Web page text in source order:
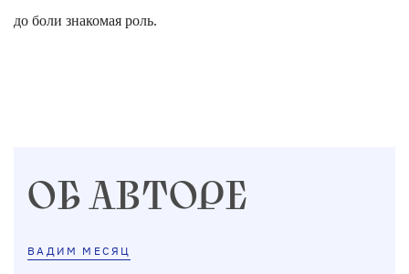
до боли знакомая роль.
ОБ АВТОРЕ
ВАДИМ МЕСЯЦ